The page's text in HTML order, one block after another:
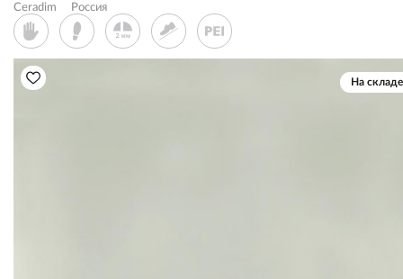
Ceradim Россия
На складе